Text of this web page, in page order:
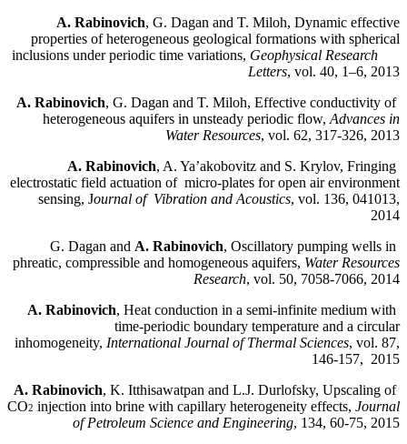
A. Rabinovich, G. Dagan and T. Miloh, Dynamic effective
properties of heterogeneous geological formations with spherical
inclusions under periodic time variations, Geophysical Research
Letters, vol. 40, 1–6, 2013
A. Rabinovich, G. Dagan and T. Miloh, Effective conductivity of
heterogeneous aquifers in unsteady periodic flow, Advances in
Water Resources, vol. 62, 317-326, 2013
A. Rabinovich, A. Ya’akobovitz and S. Krylov, Fringing
electrostatic field actuation of micro-plates for open air environment
sensing, Journal of Vibration and Acoustics, vol. 136, 041013,
2014
A. Rabinovich, Oscillatory pumping wells in
phreatic, compressible and homogeneous aquifers, Water Resources
Research, vol. 50, 7058-7066, 2014
A. Rabinovich, Heat conduction in a semi-infinite medium with
time-periodic boundary temperature and a circular
inhomogeneity, International Journal of Thermal Sciences, vol. 87,
146-157, 2015
A. Rabinovich, K. Itthisawatpan and L.J. Durlofsky, Upscaling of
CO2 injection into brine with capillary heterogeneity effects, Journal
of Petroleum Science and Engineering, 134, 60-75, 2015